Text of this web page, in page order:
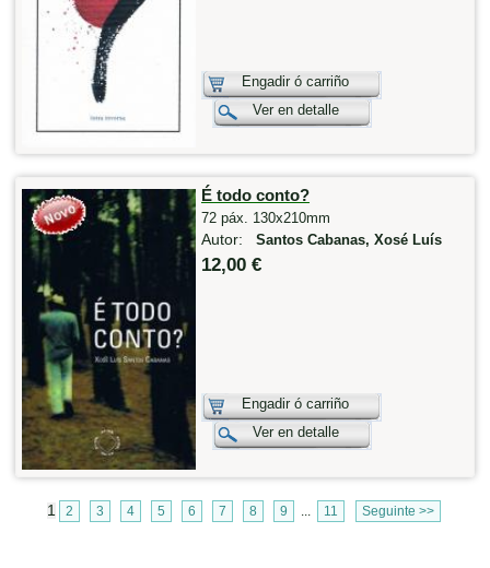
Engadir ó carriño
Ver en detalle
É todo conto?
72 páx. 130x210mm
Autor: Santos Cabanas, Xosé Luís
12,00 €
Engadir ó carriño
Ver en detalle
1 2 3 4 5 6 7 8 9 11 Seguinte >>